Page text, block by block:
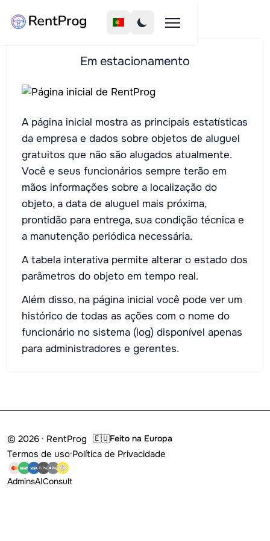
Em estacionamento
A página inicial mostra as principais estatísticas
da empresa e dados sobre objetos de aluguel
gratuitos que não são alugados atualmente.
Você e seus funcionários sempre terão em
mãos informações sobre a localização do
objeto, a data de aluguel mais próxima,
prontidão para entrega, sua condição técnica e
a manutenção periódica necessária.
A tabela interativa permite alterar o estado dos
parâmetros do objeto em tempo real.
Além disso, na página inicial você pode ver um
histórico de todas as ações com o nome do
funcionário no sistema (log) disponível apenas
para administradores e gerentes.
© 2026 · RentProg 🇪🇺Feito na Europa
Termos de uso·Política de Privacidade
AdminsAIConsult